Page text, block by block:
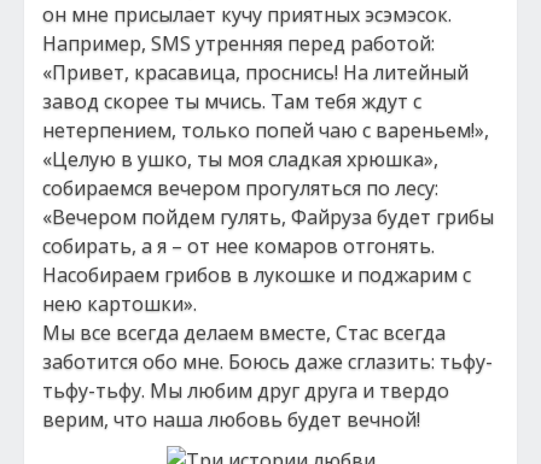
он мне присылает кучу приятных эсэмэсок.
Например, SMS утренняя перед работой:
«Привет, красавица, проснись! На литейный
завод скорее ты мчись. Там тебя ждут с
нетерпением, только попей чаю с вареньем!»,
«Целую в ушко, ты моя сладкая хрюшка»,
собираемся вечером прогуляться по лесу:
«Вечером пойдем гулять, Файруза будет грибы
собирать, а я – от нее комаров отгонять.
Насобираем грибов в лукошке и поджарим с
нею картошки».
Мы все всегда делаем вместе, Стас всегда
заботится обо мне. Боюсь даже сглазить: тьфу-
тьфу-тьфу. Мы любим друг друга и твердо
верим, что наша любовь будет вечной!